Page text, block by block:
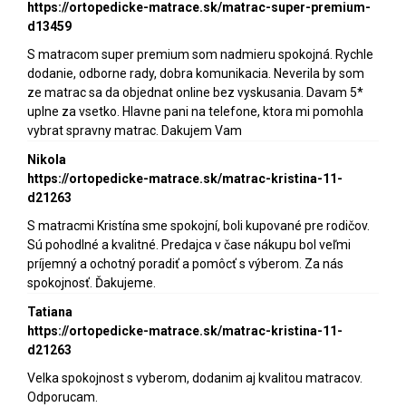
https://ortopedicke-matrace.sk/matrac-super-premium-
d13459
S matracom super premium som nadmieru spokojná. Rychle
dodanie, odborne rady, dobra komunikacia. Neverila by som
ze matrac sa da objednat online bez vyskusania. Davam 5*
uplne za vsetko. Hlavne pani na telefone, ktora mi pomohla
vybrat spravny matrac. Dakujem Vam
Nikola
https://ortopedicke-matrace.sk/matrac-kristina-11-
d21263
S matracmi Kristína sme spokojní, boli kupované pre rodičov.
Sú pohodlné a kvalitné. Predajca v čase nákupu bol veľmi
príjemný a ochotný poradiť a pomôcť s výberom. Za nás
spokojnosť. Ďakujeme.
Tatiana
https://ortopedicke-matrace.sk/matrac-kristina-11-
d21263
Velka spokojnost s vyberom, dodanim aj kvalitou matracov.
Odporucam.